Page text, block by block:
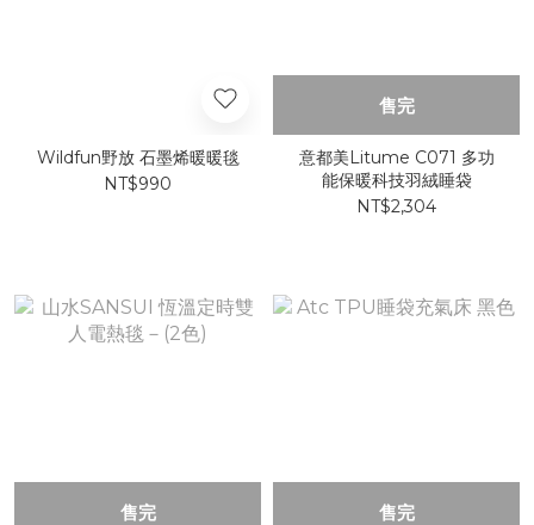
Wildfun野放 石墨烯暖暖毯
NT$990
售完
意都美Litume C071 多功
能保暖科技羽絨睡袋
NT$2,304
售完 售完